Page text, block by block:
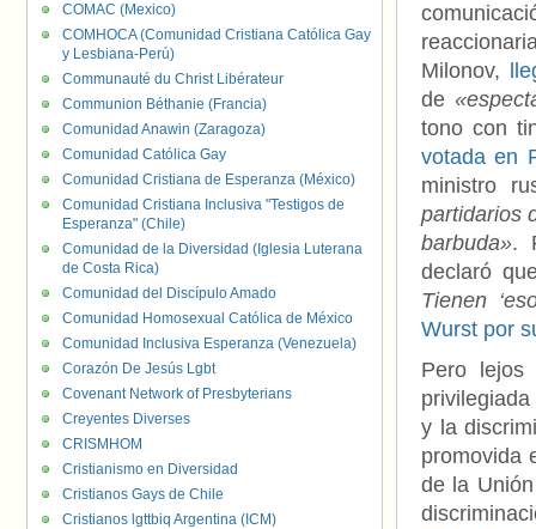
Milonov,
de
tono con
votada en
ministro
partidarios
barbuda».
declaró
Tienen
Wurst por
Pero lejos
y la
promovida
de la
COMAC (Mexico)
COMHOCA (Comunidad Cristiana Católica Gay
y Lesbiana-Perú)
Communauté du Christ Libérateur
Communion Béthanie (Francia)
Comunidad Anawin (Zaragoza)
Comunidad Católica Gay
Comunidad Cristiana de Esperanza (México)
Comunidad Cristiana Inclusiva "Testigos de
Esperanza" (Chile)
Comunidad de la Diversidad (Iglesia Luterana
de Costa Rica)
Comunidad del Discípulo Amado
Comunidad Homosexual Católica de México
Comunidad Inclusiva Esperanza (Venezuela)
Corazón De Jesús Lgbt
Covenant Network of Presbyterians
Creyentes Diverses
CRISMHOM
Cristianismo en Diversidad
Cristianos Gays de Chile
Cristianos lgttbiq Argentina (ICM)